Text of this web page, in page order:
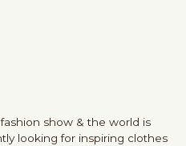
show & the world is
looking for inspiring clothes